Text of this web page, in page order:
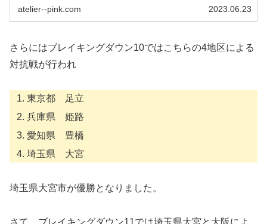
atelier--pink.com 2023.06.23
さらにはブレイキングダウン10ではこちらの4地区による
対抗戦が行われ
東京都 足立
兵庫県 姫路
愛知県 豊橋
埼玉県 大宮
埼玉県大宮市が優勝となりました。
さて、ブレイキングダウン11では埼玉県大宮と大阪によ